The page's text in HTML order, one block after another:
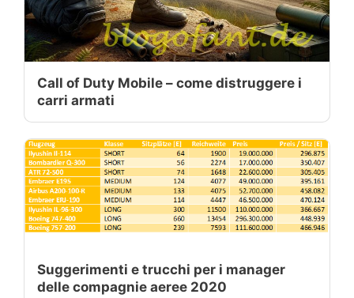
Call of Duty Mobile – come distruggere i
carri armati
Suggerimenti e trucchi per i manager
delle compagnie aeree 2020